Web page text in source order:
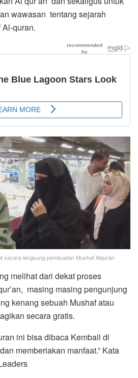
wawasan tentang sejarah
quran.
secara langsung pembuatan Mushaf Alquran
melihat dari dekat proses
masing masing pengunjung
kenang sebuah Mushaf atau
secara gratis.
ini bisa dibaca Kembali di
memberiakan manfaat.” Kata